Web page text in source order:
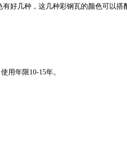
好几种，这几种彩钢瓦的颜色可以搭
用年限10-15年。